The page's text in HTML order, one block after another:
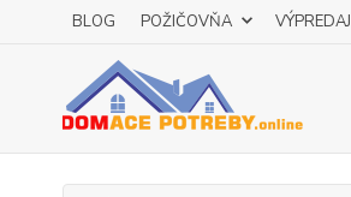
BLOG POŽIČOVŇA VÝPREDAJ